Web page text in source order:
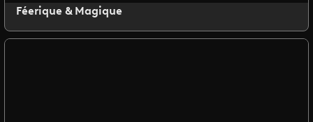
Féerique & Magique